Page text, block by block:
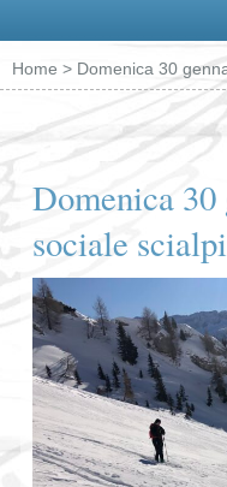
Home > Domenica 30
Domenica
sociale